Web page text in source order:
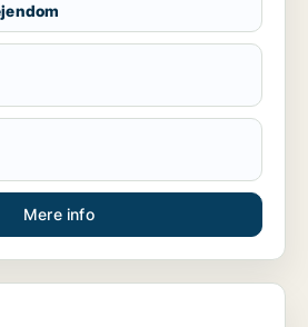
Mere info
til salg i Region